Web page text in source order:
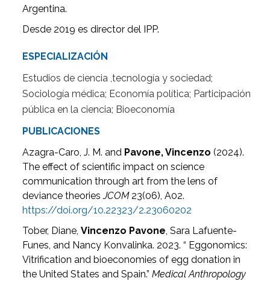
Argentina.
Desde 2019 es director del IPP.
ESPECIALIZACIÓN
Estudios de ciencia ,tecnología y sociedad;
Sociología médica; Economía política; Participación
pública en la ciencia; Bioeconomía
PUBLICACIONES
Azagra-Caro, J. M. and Pavone, Vincenzo (2024).
The effect of scientific impact on science
communication through art from the lens of
deviance theoriesJCOM23(06), A02.
https://doi.org/10.22323/2.23060202
Tober, Diane,Vincenzo Pavone, Sara Lafuente-
Funes, and Nancy Konvalinka. 2023. “ Eggonomics:
Vitrification and bioeconomies of egg donation in
the United States and Spain.”Medical Anthropology